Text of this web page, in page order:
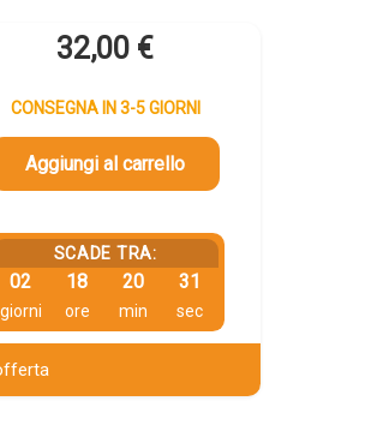
32,00 €
CONSEGNA IN 3-5 GIORNI
Aggiungi al carrello
SCADE TRA:
02
giorni
18
ore
20
min
30
sec